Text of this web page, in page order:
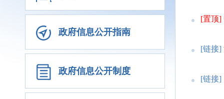
政府信息公开指南
政府信息公开制度
[置顶]
[链接]
[链接]